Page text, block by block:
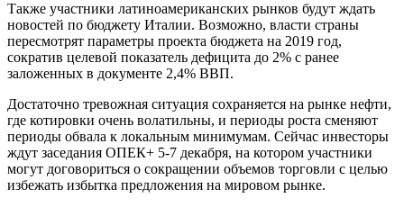
Также участники латиноамериканских рынков будут ждать
новостей по бюджету Италии. Возможно, власти страны
пересмотрят параметры проекта бюджета на 2019 год,
сократив целевой показатель дефицита до 2% с ранее
заложенных в документе 2,4% ВВП.
Достаточно тревожная ситуация сохраняется на рынке нефти,
где котировки очень волатильны, и периоды роста сменяют
периоды обвала к локальным минимумам. Сейчас инвесторы
ждут заседания ОПЕК+ 5-7 декабря, на котором участники
могут договориться о сокращении объемов торговли с целью
избежать избытка предложения на мировом рынке.